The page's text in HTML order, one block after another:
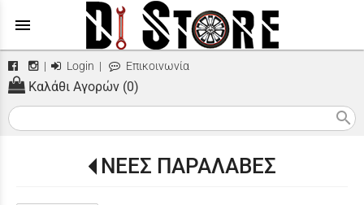
menu
| Login | Επικοινωνία
Καλάθι Αγορών (0)
search
ΝΕΕΣ ΠΑΡΑΛΑΒΕΣ